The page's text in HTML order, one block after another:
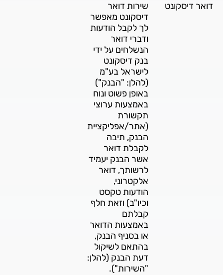
דואר דיסקונט
שירות דואר
דיסקונט מאפשר
לך לקבל הודעות
ודברי דואר
הנשלחים על ידי
בנק דיסקונט
לישראל בע"מ
(להלן: "הבנק")
באופן פשוט ונוח
באמצעות ערוצי
תקשורת
(אתר/אפליקציית
הבנק, תיבה
לקבלת דואר
אשר הבנק יעמיד
לרשותך, דואר
אלקטרוני,
הודעות טקסט
וכיו"ב) וזאת חלף
קבלתם
באמצעות הדואר
או בסניף הבנק,
בהתאם לשיקול
דעת הבנק (להלן:
"השירות").